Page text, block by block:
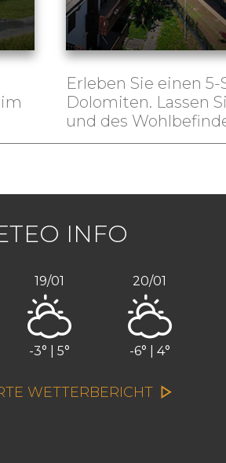
Erleben Sie einen
Dolomiten. Lassen
und des
INFO
19/01
-3° | 5°
20/01
-6° | 4°
WETTERBERICHT